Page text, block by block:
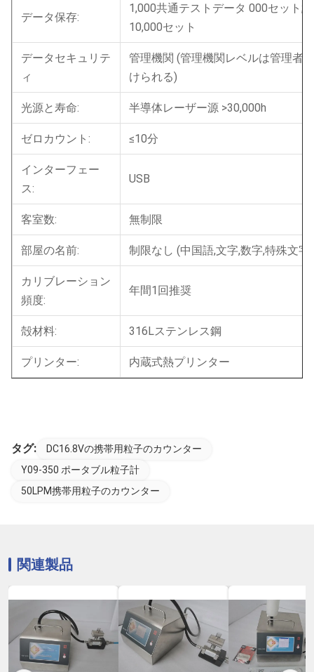
データ保存:
1,000共通テストデータ 000セット;
10,000セット
データセキュリテ
ィ
管理機関 (管理機関レベルは管理者,
けられる)
光源と寿命: 半導体レーザー源 >30,000h
ゼロカウント: ≤10分
インターフェー
ス:
USB
客室数: 無制限
部屋の名前: 制限なし (中国語,文字,数字,特殊文字)
カリブレーション
頻度:
年間1回推奨
殻材料: 316Lステンレス鋼
プリンター: 内蔵式熱プリンター
タグ:
DC16.8Vの携帯用粒子のカウンター
Y09-350 ポータブル粒子計
50LPM携帯用粒子のカウンター
関連製品